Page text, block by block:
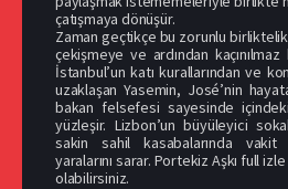
çatışmaya dönüşür.
Zaman geçtikçe bu zorunlu
çekişmeye ve ardından
İstanbul’un katı kurallarından ve
uzaklaşan Yasemin, José’nin
bakan felsefesi sayesinde
yüzleşir. Lizbon’un büyüleyici
sakin sahil kasabalarında vakit
yaralarını sarar. Portekiz Aşkı full
olabilirsiniz.